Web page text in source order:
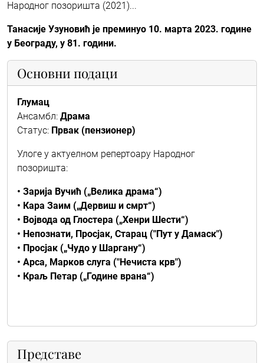
Народног позоришта (2021)...
Танасије Узуновић је преминуо 10. марта 2023. године
у Београду, у 81. години.
Основни подаци
Глумац
Ансамбл: Драма
Статус: Првак (пензионер)
Улоге у актуелном репертоару Народног
позоришта:
• Зарија Вучић („Велика драма“)
• Кара Заим („Дервиш и смрт“)
• Војвода од Глостера („Хенри Шести“)
• Непознати, Просјак, Старац ("Пут у Дамаск")
• Просјак („Чудо у Шаргану“)
• Арса, Марков слуга ("Нечиста крв")
• Краљ Петар („Године врана“)
Представе